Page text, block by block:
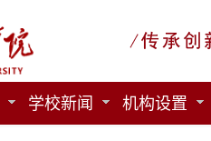
学校新闻 机构设置